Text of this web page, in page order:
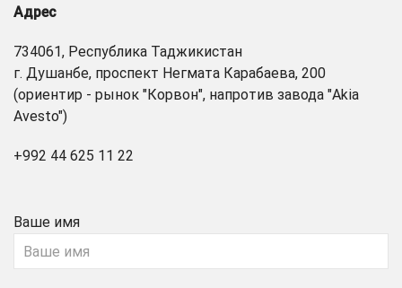
Адрес
734061, Республика Таджикистан
г. Душанбе, проспект Негмата Карабаева, 200
(ориентир - рынок "Корвон", напротив завода "Akia
Avesto")
+992 44 625 11 22
Ваше имя